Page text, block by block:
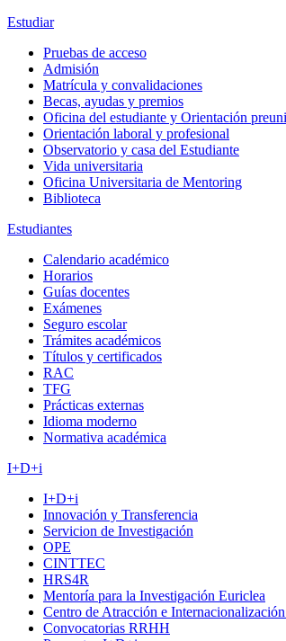
Estudiar
Pruebas de acceso
Admisión
Matrícula y convalidaciones
Becas, ayudas y premios
Oficina del estudiante y Orientación
Orientación laboral y profesional
Observatorio y casa del Estudiante
Vida universitaria
Oficina Universitaria de Mentoring
Biblioteca
Estudiantes
Calendario académico
Horarios
Guías docentes
Exámenes
Seguro escolar
Trámites académicos
Títulos y certificados
RAC
TFG
Prácticas externas
Idioma moderno
Normativa académica
I+D+i
I+D+i
Innovación y Transferencia
Servicion de Investigación
OPE
CINTTEC
HRS4R
Mentoría para la Investigación Euriclea
Centro de Atracción e
Convocatorias RRHH